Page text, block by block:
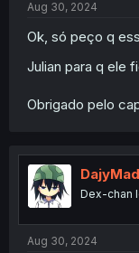
Aug 30, 2024
Ok, só peço q
Julian para q ele
Obrigado pelo
Dex-chan
Aug 30, 2024